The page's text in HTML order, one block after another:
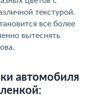
текстурой.
все более
вытеснять
автомобиля